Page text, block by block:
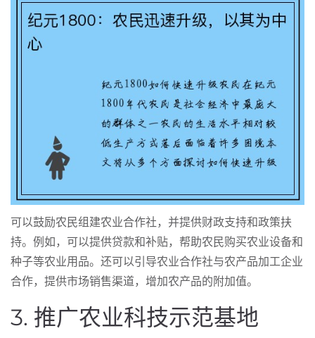
可以鼓励农民组建农业合作社，并提供财政支持和政策扶
持。例如，可以提供贷款和补贴，帮助农民购买农业设备和
种子等农业用品。还可以引导农业合作社与农产品加工企业
合作，提供市场销售渠道，增加农产品的附加值。
3. 推广农业科技示范基地